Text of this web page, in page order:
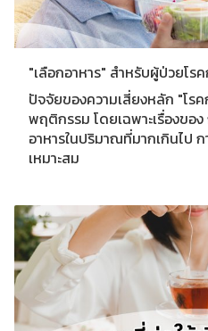
"เลือกอาหาร" สำหรับผู้ป่วยโร
ปัจจัยของความเสี่ยงหลัก "โร
พฤติกรรม โดยเฉพาะเรื่องขอ
อาหารในปริมาณที่มากเกินไป
เหมาะสม